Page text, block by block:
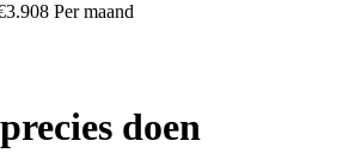
Per maand
doen